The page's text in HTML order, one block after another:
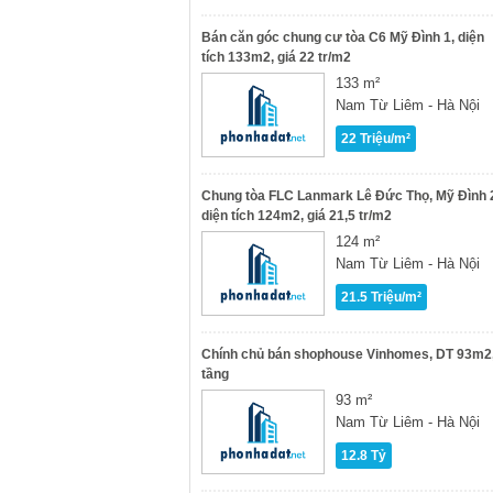
Bán căn góc chung cư tòa C6 Mỹ Đình 1, diện
tích 133m2, giá 22 tr/m2
133 m²
Nam Từ Liêm - Hà Nội
22 Triệu/m²
Chung tòa FLC Lanmark Lê Đức Thọ, Mỹ Đình
diện tích 124m2, giá 21,5 tr/m2
124 m²
Nam Từ Liêm - Hà Nội
21.5 Triệu/m²
Chính chủ bán shophouse Vinhomes, DT
tầng
93 m²
Nam Từ Liêm - Hà Nội
12.8 Tỷ